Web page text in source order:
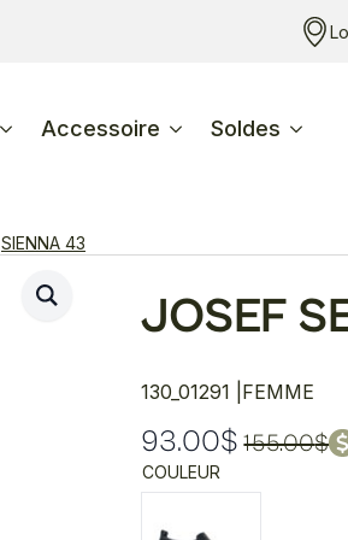
Accessoire Soldes
SIENNA 43
JOSEF
130_01291 | FEMME
155.00$
Le
prix
initial
93.00$
Le
prix
actuel
COULEUR